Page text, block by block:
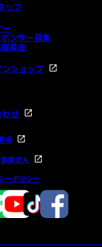
ッフ
ー
ンサー募集
募金
ショップ
わせ
項
集求人
ーポリシー